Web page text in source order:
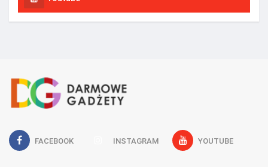
FACEBOOK INSTAGRAM YOUTUBE